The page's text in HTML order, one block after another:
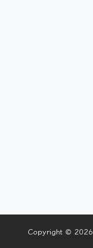
Copyright © 2026